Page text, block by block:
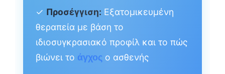
✓ Προσέγγιση: Εξατομικευμένη
θεραπεία με βάση το
ιδιοσυγκρασιακό προφίλ και το πώς
βιώνει το άγχος ο ασθενής